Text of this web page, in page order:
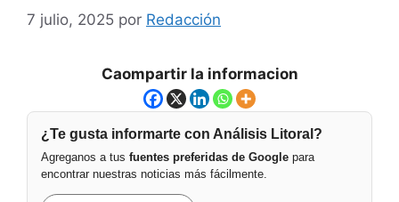
7 julio, 2025 por Redacción
Caompartir la informacion
¿Te gusta informarte con Análisis Litoral?
Agreganos a tus fuentes preferidas de Google para
encontrar nuestras noticias más fácilmente.